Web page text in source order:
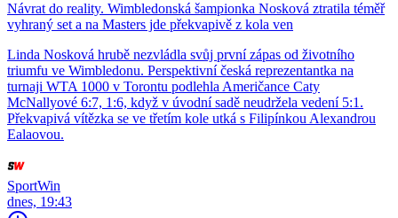
Návrat do reality. Wimbledonská šampionka Nosková ztratila téměř
vyhraný set a na Masters jde překvapivě z kola ven
Linda Nosková hrubě nezvládla svůj první zápas od životního
triumfu ve Wimbledonu. Perspektivní česká reprezentantka na
turnaji WTA 1000 v Torontu podlehla Američance Caty
McNallyové 6:7, 1:6, když v úvodní sadě neudržela vedení 5:1.
Překvapivá vítězka se ve třetím kole utká s Filipínkou Alexandrou
Ealaovou.
SportWin
dnes, 19:43